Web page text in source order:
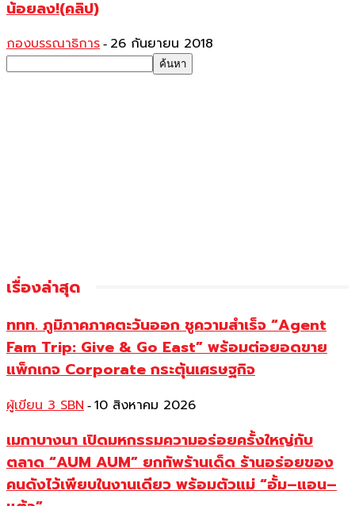
น้อยลง!(คลิป)
กองบรรณาธิการ - 26 กันยายน 2018
เรื่องล่าสุด
ททท. ภูมิภาคภาคตะวันออก ชูความสำเร็จ “Agent
Fam Trip: Give & Go East” พร้อมต่อยอดขาย
แพ็กเกจ Corporate กระตุ้นเศรษฐกิจ
ผู้เขียน 3 SBN - 10 สิงหาคม 2026
เมกาบางนา เปิดมหกรรมความอร่อยครั้งใหญ่กับ
ตลาด “AUM AUM” ยกทัพร้านเด็ด ร้านอร่อยของ
คนดังไว้เพียบในงานเดียว พร้อมตัวแม่ “อั้ม–แอน–